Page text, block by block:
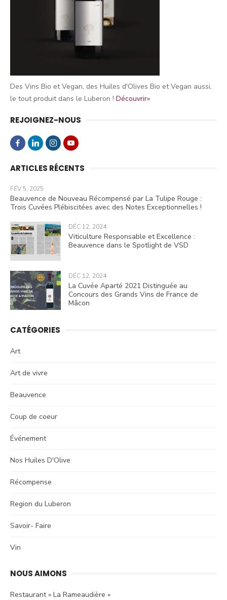
Des Vins Bio et Vegan, des Huiles d'Olives Bio et Vegan aussi,
le tout produit dans le Luberon ! Découvrir»
REJOIGNEZ-NOUS
ARTICLES RÉCENTS
FÉV 5, 2025
Beauvence de Nouveau Récompensé par La Tulipe Rouge :
Trois Cuvées Plébiscitées avec des Notes Exceptionnelles !
DÉC 12, 2024
Viticulture Responsable et Excellence :
Beauvence dans le Spotlight de VSD
DÉC 12, 2024
La Cuvée Aparté 2021 Distinguée au
Concours des Grands Vins de France de
Mâcon
CATÉGORIES
Art
Art de vivre
Beauvence
Coup de coeur
Événement
Nos Huiles D'Olive
Récompense
Region du Luberon
Savoir- Faire
Vin
NOUS AIMONS
Restaurant « La Rameaudière »